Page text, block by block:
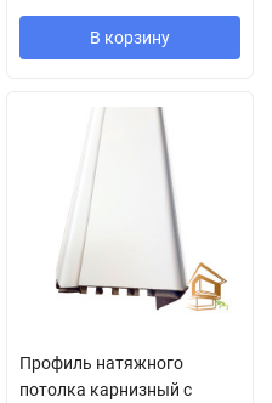
В корзину
Профиль натяжного
потолка карнизный с